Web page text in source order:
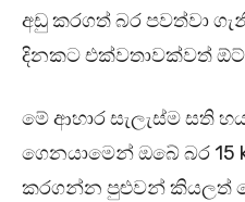
අඩු කරගත් බර පවත්වා
දිනකට එක්වතාවක්වත්
මේ ආහාර සැලැස්ම සති
ගෙනයාමෙන් ඔබේ බර
කරගන්න පුළුවන් කියලත්